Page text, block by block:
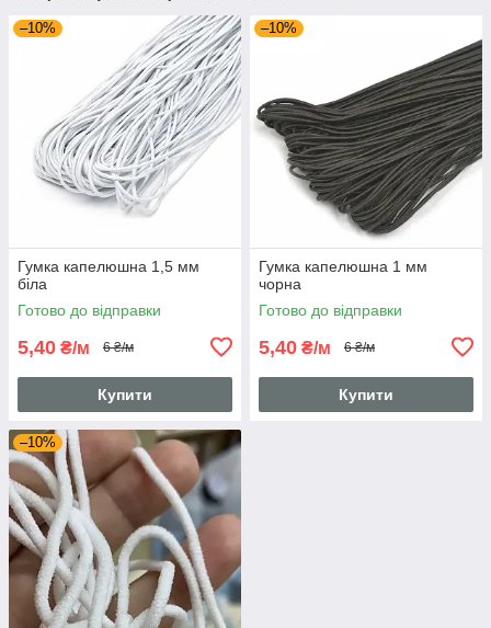
–10%
Гумка капелюшна 1,5 мм
біла
Готово до відправки
5,40 ₴/м 6 ₴/м
Купити
–10%
Гумка капелюшна 1 мм
чорна
Готово до відправки
5,40 ₴/м 6 ₴/м
Купити
–10%